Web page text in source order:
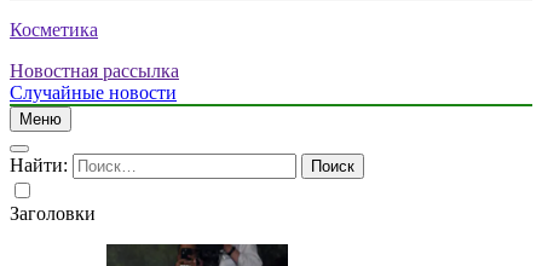
Косметика
Новостная рассылка
Случайные новости
Меню
Найти:
Заголовки